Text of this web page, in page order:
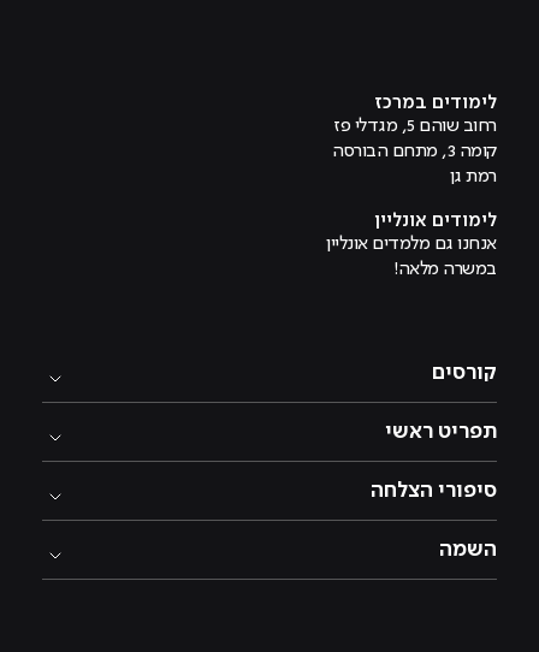
לימודים במרכז
רחוב שוהם 5, מגדלי פז
קומה 3, מתחם הבורסה
רמת גן
לימודים אונליין
אנחנו גם מלמדים אונליין
במשרה מלאה!
קורסים
תפריט ראשי
סיפורי הצלחה
השמה